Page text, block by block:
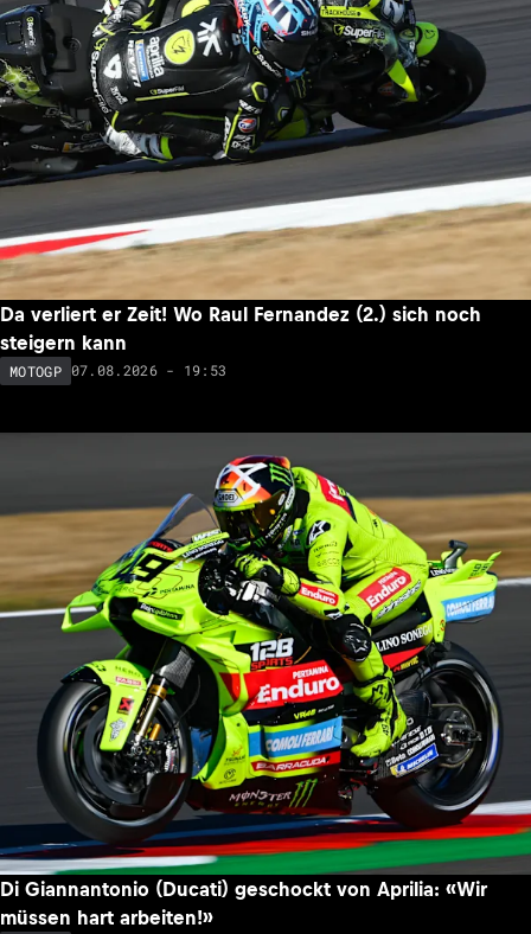
Da verliert er Zeit! Wo Raul Fernandez (2.) sich noch
steigern kann
MOTOGP 07.08.2026 - 19:53
Di Giannantonio (Ducati) geschockt von Aprilia: «Wir
müssen hart arbeiten!»